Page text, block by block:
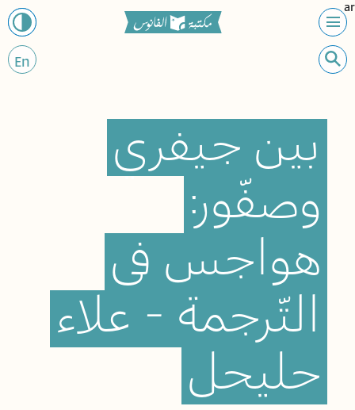
ar
En
بين جيفري
وصفّور:
هواجس في
التّرجمة - علاء
حليحل